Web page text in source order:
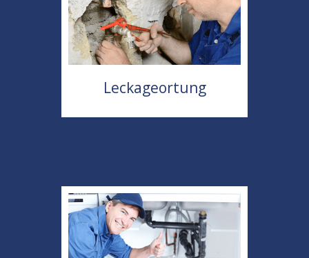
Leckageortung